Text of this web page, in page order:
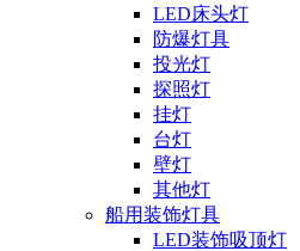
LED床头灯
防爆灯具
投光灯
探照灯
挂灯
台灯
壁灯
其他灯
船用装饰灯具
LED装饰吸顶灯